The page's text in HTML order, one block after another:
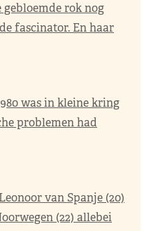
rok nog
fascinator. En haar
was in kleine kring
problemen had
van Spanje (20)
(22) allebei